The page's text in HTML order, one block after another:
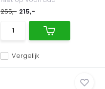
Vergelijk
255,- 215,-